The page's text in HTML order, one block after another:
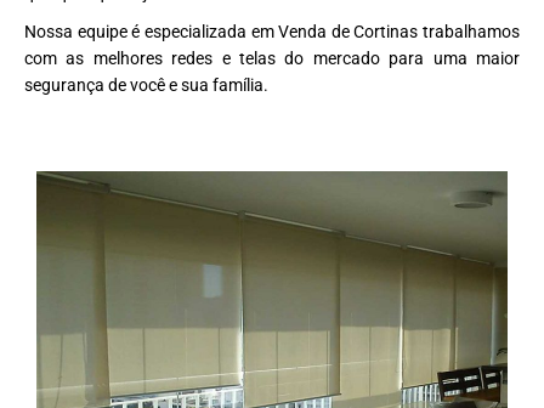
Nossa equipe é especializada em Venda de Cortinas trabalhamos
com as melhores redes e telas do mercado para uma maior
segurança de você e sua família.